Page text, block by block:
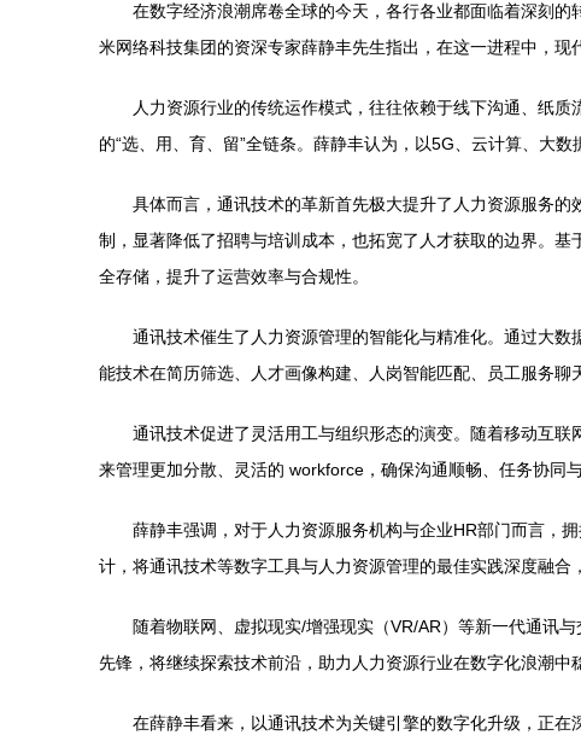
在数字经济浪潮席卷全球的今天，各行各业都面临着深刻
米网络科技集团的资深专家薛静丰先生指出，在这一进程中，
人力资源行业的传统运作模式，往往依赖于线下沟通、纸
的“选、用、育、留”全链条。薛静丰认为，以5G、云计算、大
具体而言，通讯技术的革新首先极大提升了人力资源服务
制，显著降低了招聘与培训成本，也拓宽了人才获取的边界。
全存储，提升了运营效率与合规性。
通讯技术催生了人力资源管理的智能化与精准化。通过大
能技术在简历筛选、人才画像构建、人岗智能匹配、员工服务
通讯技术促进了灵活用工与组织形态的演变。随着移动互
来管理更加分散、灵活的 workforce，确保沟通顺畅、任务协同
薛静丰强调，对于人力资源服务机构与企业HR部门而言，
计，将通讯技术等数字工具与人力资源管理的最佳实践深度融
随着物联网、虚拟现实/增强现实（VR/AR）等新一代通讯
先锋，将继续探索技术前沿，助力人力资源行业在数字化浪潮中
在薛静丰看来，以通讯技术为关键引擎的数字化升级，正